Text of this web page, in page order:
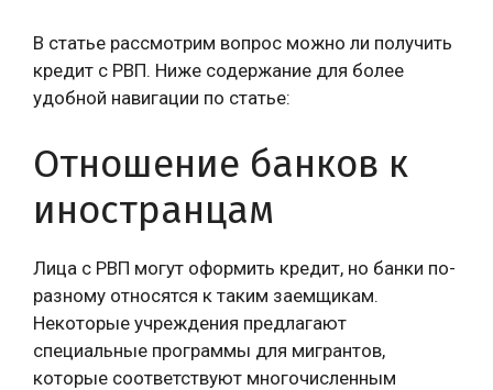
В статье рассмотрим вопрос можно ли получить
кредит с РВП. Ниже содержание для более
удобной навигации по статье:
Отношение банков к
иностранцам
Лица с РВП могут оформить кредит, но банки по-
разному относятся к таким заемщикам.
Некоторые учреждения предлагают
специальные программы для мигрантов,
которые соответствуют многочисленным